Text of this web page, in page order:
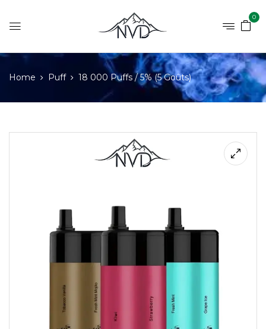
0
Home Puff 18 000 Puffs / 5% (5 Goûts)